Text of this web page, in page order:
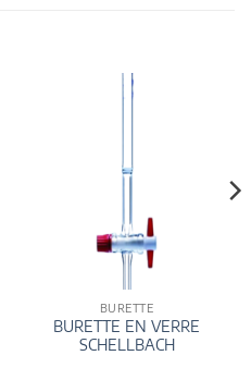
BURETTE
BURETTE EN VERRE
SCHELLBACH